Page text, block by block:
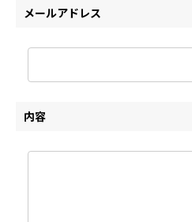
メールアドレス
内容